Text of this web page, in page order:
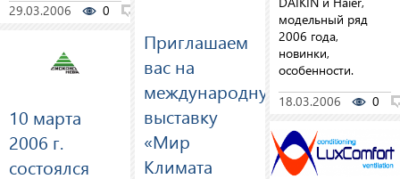
29.03.2006
0
10 марта
2006 г.
состоялся
Приглашаем
вас на
международную
выставку
«Мир
Климата
модельный ряд
2006 года,
новинки,
особенности.
18.03.2006
0